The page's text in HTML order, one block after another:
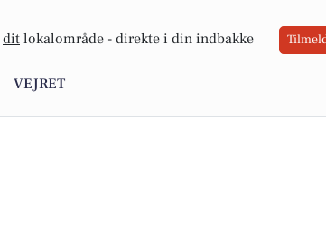
dit lokalområde - direkte i din indbakke
VEJRET